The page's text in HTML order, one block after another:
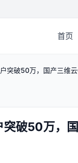
首页
突破50万，国产三维
破50万，